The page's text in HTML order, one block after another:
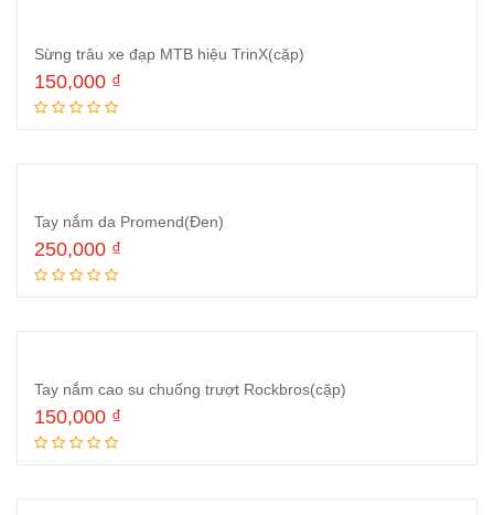
Sừng trâu xe đạp MTB hiệu TrinX(cặp)
150,000 ₫
Tay nắm da Promend(Đen)
250,000 ₫
Tay nắm cao su chuống trượt Rockbros(cặp)
150,000 ₫